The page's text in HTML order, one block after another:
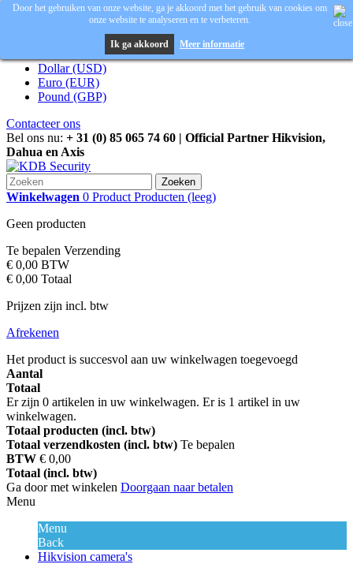
Dollar (USD)
Euro (EUR)
Pound (GBP)
Contacteer ons
Bel ons nu: + 31 (0) 85 065 74 60 | Official Partner Hikvision,
Dahua en Axis
Zoeken
Winkelwagen 0 Product Producten (leeg)
Geen producten
Te bepalen Verzending
€ 0,00 BTW
€ 0,00 Totaal
Prijzen zijn incl. btw
Afrekenen
Het product is succesvol aan uw winkelwagen toegevoegd
Aantal
Totaal
Er zijn 0 artikelen in uw winkelwagen. Er is 1 artikel in uw
winkelwagen.
Totaal producten (incl. btw)
Totaal verzendkosten (incl. btw) Te bepalen
BTW € 0,00
Totaal (incl. btw)
Ga door met winkelen Doorgaan naar betalen
Door het gebruiken van onze website, ga je akkoord met het gebruik van cookies om
onze website te analyseren en te verbeteren.
Ik ga akkoord Meer informatie
Menu
Menu
Back
Hikvision camera's